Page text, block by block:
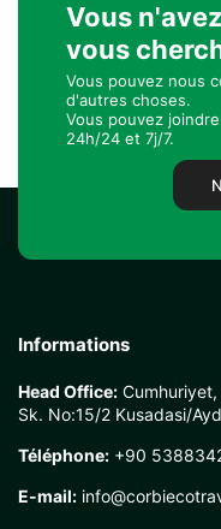
Vous
vous
Vous pouvez nous
d'autres choses.
Vous pouvez
24h/24 et 7j/7.
Informations
Head Office: Cumhuriyet,
Sk. No:15/2 Kusadasi/
Téléphone: +90
E-mail: